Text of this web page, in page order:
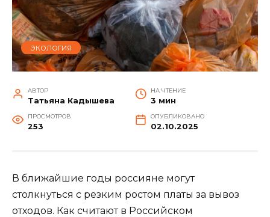
ЭКОЛОГИЯ
АВТОР
Татьяна Кадышева
НА ЧТЕНИЕ
3 мин
ПРОСМОТРОВ
253
ОПУБЛИКОВАНО
02.10.2025
В ближайшие годы россияне могут
столкнуться с резким ростом платы за вывоз
отходов. Как считают в Российском